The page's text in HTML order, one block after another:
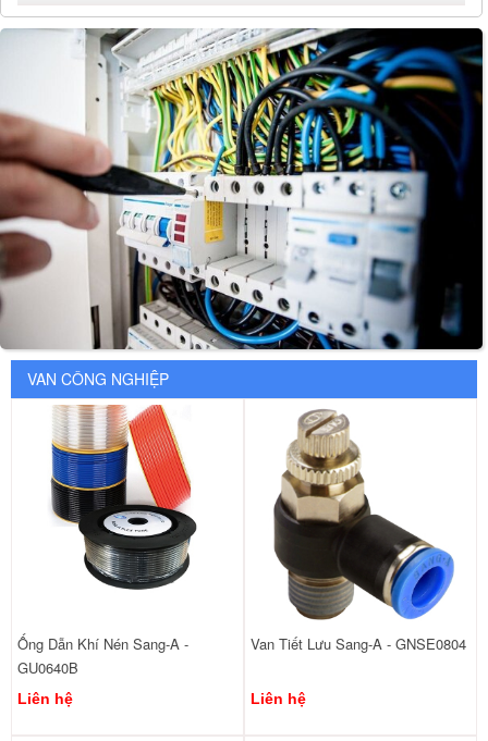
VAN CÔNG NGHIỆP
Ống Dẫn Khí Nén Sang-A -
GU0640B
Liên hệ
Van Tiết Lưu Sang-A - GNSE0804
Liên hệ